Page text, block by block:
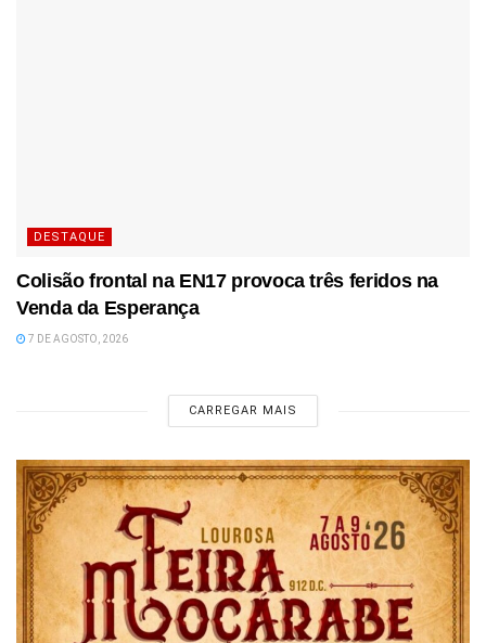
DESTAQUE
Colisão frontal na EN17 provoca três feridos na
Venda da Esperança
7 DE AGOSTO, 2026
CARREGAR MAIS